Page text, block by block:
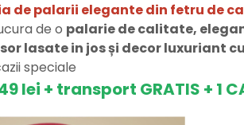
de palarii elegante din fetru de
de o palarie de calitate,
lasate in jos și decor luxuriant
speciale
lei + transport GRATIS + 1